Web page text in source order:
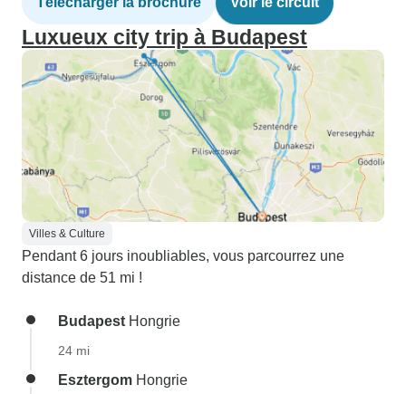
Luxueux city trip à Budapest
Villes & Culture
Pendant 6 jours inoubliables, vous parcourrez une
distance de 51 mi !
Budapest Hongrie
24 mi
Esztergom Hongrie